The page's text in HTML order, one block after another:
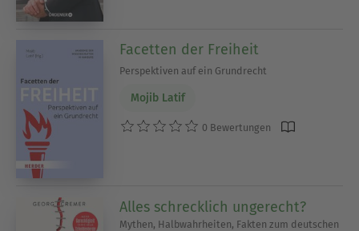
Facetten der Freiheit
Perspektiven auf ein Grundrecht
Mojib Latif
0 Bewertungen
Alles schrecklich ungerecht?
Mythen, Halbwahrheiten, Fakten zum deutschen